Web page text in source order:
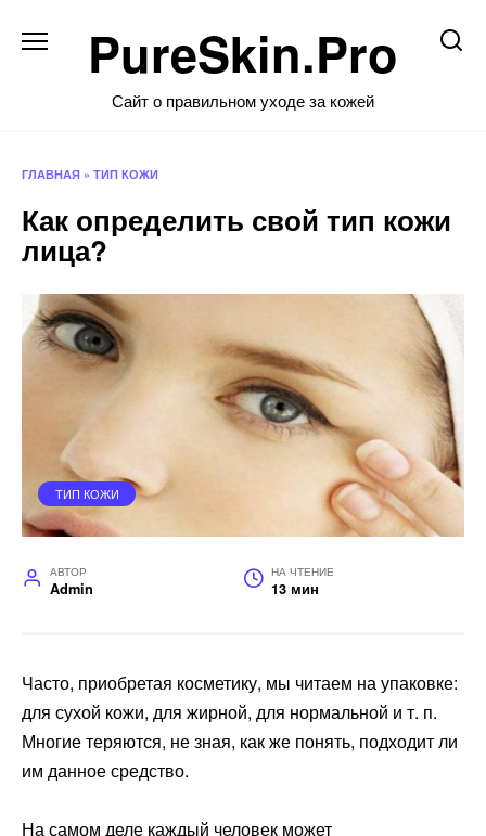
содержаниюPureSkin.Pro
Сайт о правильном уходе за кожей
ГЛАВНАЯ » ТИП КОЖИ
Как определить свой тип кожи
лица?
ТИП КОЖИ
АВТОР
Admin
НА ЧТЕНИЕ
13 мин
Часто, приобретая косметику, мы читаем на упаковке:
для сухой кожи, для жирной, для нормальной и т. п.
Многие теряются, не зная, как же понять, подходит ли
им данное средство.
На самом деле каждый человек может